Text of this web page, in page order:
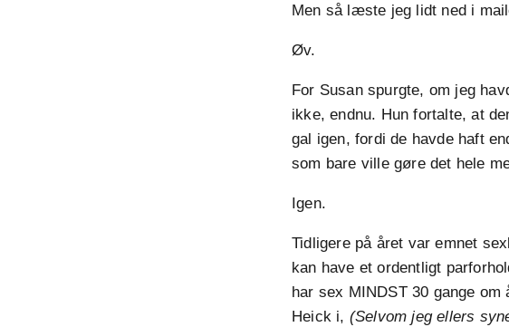
Men så læste jeg lidt ned i
Øv.
For Susan spurgte, om jeg
ikke, endnu. Hun fortalte, at
gal igen, fordi de havde haft
som bare ville gøre det hele
Igen.
Tidligere på året var emnet
kan have et ordentligt
har sex MINDST 30 gange
Heick i, (Selvom jeg ellers